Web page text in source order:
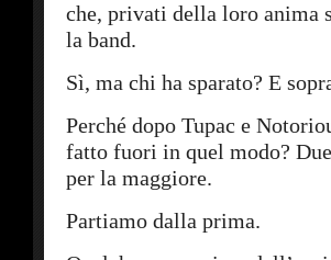
che, privati della loro anima
la band.
Sì, ma chi ha sparato? E
Perché dopo Tupac e
fatto fuori in quel modo?
per la maggiore.
Partiamo dalla prima.